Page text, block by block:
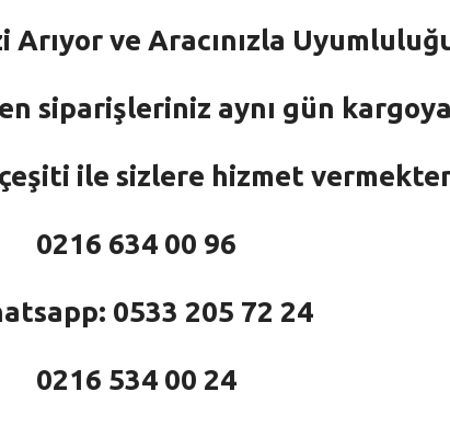
ve Aracınızla
siparişleriniz aynı gün
ile sizlere hizmet
0216 634 00 96
0533 205 72 24
0216 534 00 24